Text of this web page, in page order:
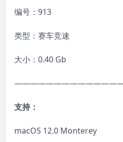
编号：913
类型：赛车竞速
大小：0.40 Gb
支持：
macOS 12.0 Monterey